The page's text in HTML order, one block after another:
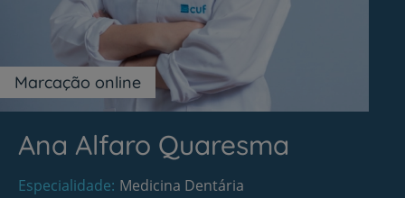
Marcação online
Ana Alfaro Quaresma
Especialidade Medicina Dentária